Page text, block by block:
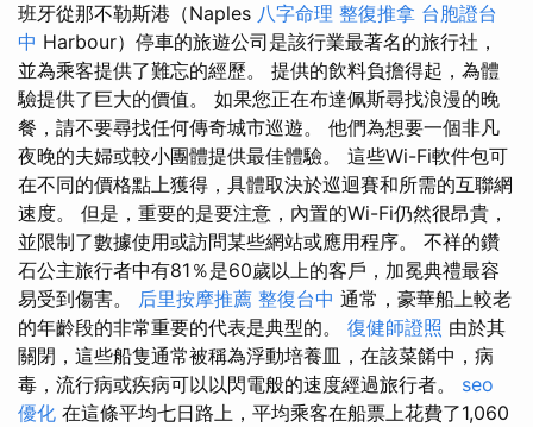
班牙從那不勒斯港（Naples 八字命理 整復推拿 台胞證台
中 Harbour）停車的旅遊公司是該行業最著名的旅行社，
並為乘客提供了難忘的經歷。 提供的飲料負擔得起，為體
驗提供了巨大的價值。 如果您正在布達佩斯尋找浪漫的晚
餐，請不要尋找任何傳奇城市巡遊。 他們為想要一個非凡
夜晚的夫婦或較小團體提供最佳體驗。 這些Wi-Fi軟件包可
在不同的價格點上獲得，具體取決於巡迴賽和所需的互聯網
速度。 但是，重要的是要注意，內置的Wi-Fi仍然很昂貴，
並限制了數據使用或訪問某些網站或應用程序。 不祥的鑽
石公主旅行者中有81％是60歲以上的客戶，加冕典禮最容
易受到傷害。 后里按摩推薦 整復台中 通常，豪華船上較老
的年齡段的非常重要的代表是典型的。 復健師證照 由於其
關閉，這些船隻通常被稱為浮動培養皿，在該菜餚中，病
毒，流行病或疾病可以以閃電般的速度經過旅行者。 seo
優化 在這條平均七日路上，平均乘客在船票上花費了1,060